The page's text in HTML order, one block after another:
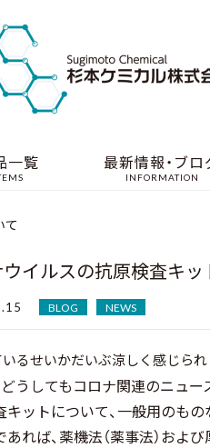
一覧 最新情報・ブロ
INFORMATION
て
イルスの抗原検査キッ
BLOG NEWS
るせいかだいぶ涼しく感じられ
どうしてもコロナ関連のニュ
キットについて、一般用のも
あれば、薬機法（薬事法）およ